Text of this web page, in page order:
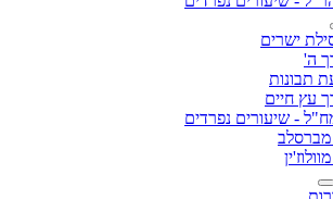
ישרים
ה'
תבונות
עץ חיים
- שיעורים נפרדים
מברסלב